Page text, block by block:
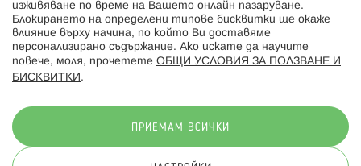
Последвайте ни:
изживяване по време на Вашето онлайн пазаруване.
Блокирането на определени типове бисквитки ще окаже
влияние върху начина, по който Ви доставяме
персонализирано съдържание. Ако искате да научите
повече, моля, прочетете ОБЩИ УСЛОВИЯ ЗА ПОЛЗВАНЕ И
БИСКВИТКИ .
ПРИЕМАМ ВСИЧКИ